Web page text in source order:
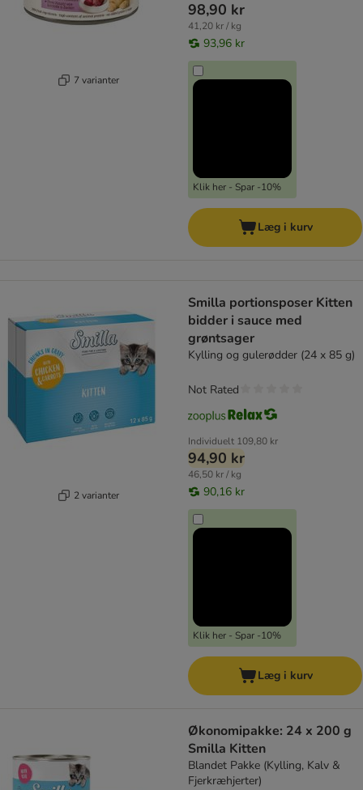
7 varianter
98,90 kr
41,20 kr / kg
93,96 kr
Klik her - Spar -10%
Læg i kurv
2 varianter
Smilla portionsposer Kitten
bidder i sauce med
grøntsager
Kylling og gulerødder (24 x 85 g)
Individuelt 109,80 kr
94,90 kr
46,50 kr / kg
90,16 kr
Klik her - Spar -10%
Not Rated
Læg i kurv
Økonomipakke: 24 x 200 g
Smilla Kitten
Blandet Pakke (Kylling, Kalv &
Fjerkræhjerter)